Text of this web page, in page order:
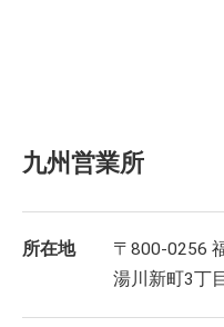
九州営業所
所在地
〒800-0256
湯川新町3丁